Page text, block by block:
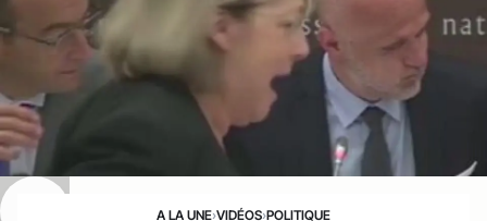
A LA UNE›VIDÉOS›POLITIQUE